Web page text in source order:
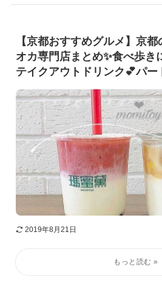
【京都おすすめグルメ】京
オカ専門店まとめ✨食べ歩き
テイクアウトドリンク💕パー
2019年8月21日